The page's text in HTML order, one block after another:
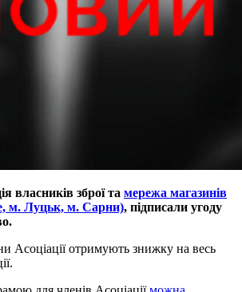
власників зброї та мережа магазинів
м. Луцьк, м. Сарни), підписали угоду
Асоціації отримують знижку на весь